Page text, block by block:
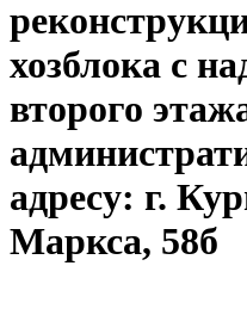
хозблока с
второго
адресу: г.
Маркса, 58б